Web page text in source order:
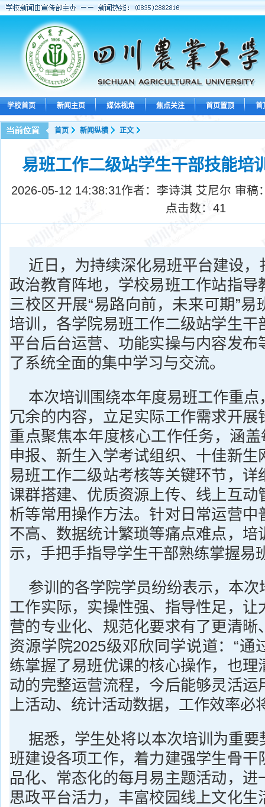
学校首页 新闻主页 媒体视角 焦点关注 首页置顶 首
首页 新闻纵横 正文
易班工作二级站学生干部技能培
2026-05-12 14:38:31作者：李诗淇 艾尼尔 审稿
点击数： 41
近日，为持续深化易班平台建设
政治教育阵地，学校易班工作站指导
三校区开展“易路向前，未来可期”易
培训，各学院易班工作二级站学生干
平台后台运营、功能实操与内容发布
了系统全面的集中学习与交流。
本次培训围绕本年度易班工作重
冗余的内容，立足实际工作需求开展
重点聚焦本年度核心工作任务，涵盖
申报、新生入学考试组织、十佳新生
易班工作二级站考核等关键环节，详
课群搭建、优质资源上传、线上互动
析等常用操作方法。针对日常运营中
不高、数据统计繁琐等痛点难点，培
示，手把手指导学生干部熟练掌握易
参训的各学院学员纷纷表示，本
工作实际，实操性强、指导性足，让
营的专业化、规范化要求有了更清晰
资源学院2025级邓欣同学说道：“通
练掌握了易班优课的核心操作，也理
动的完整运营流程，今后能够灵活运
上活动、统计活动数据，工作效率必
据悉，学生处将以本次培训为重
班建设各项工作，着力建强学生骨干
品化、常态化的每月易主题活动，进
思政平台活力，丰富校园线上文化生